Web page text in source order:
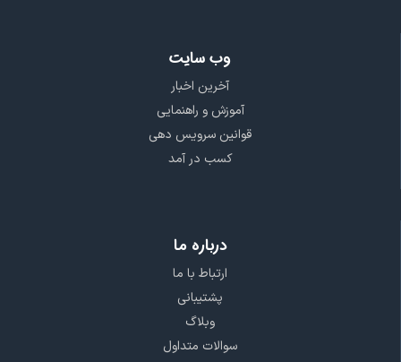
وب سایت
آخرین اخبار
آموزش و راهنمایی
قوانین سرویس دهی
کسب در آمد
درباره ما
ارتباط با ما
پشتیبانی
وبلاگ
سوالات متداول